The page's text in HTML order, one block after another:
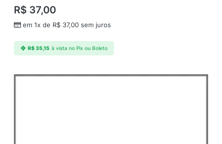
R$ 37,00
em 1x de R$ 37,00 sem juros
R$35,15 à vista no Pix ou Boleto